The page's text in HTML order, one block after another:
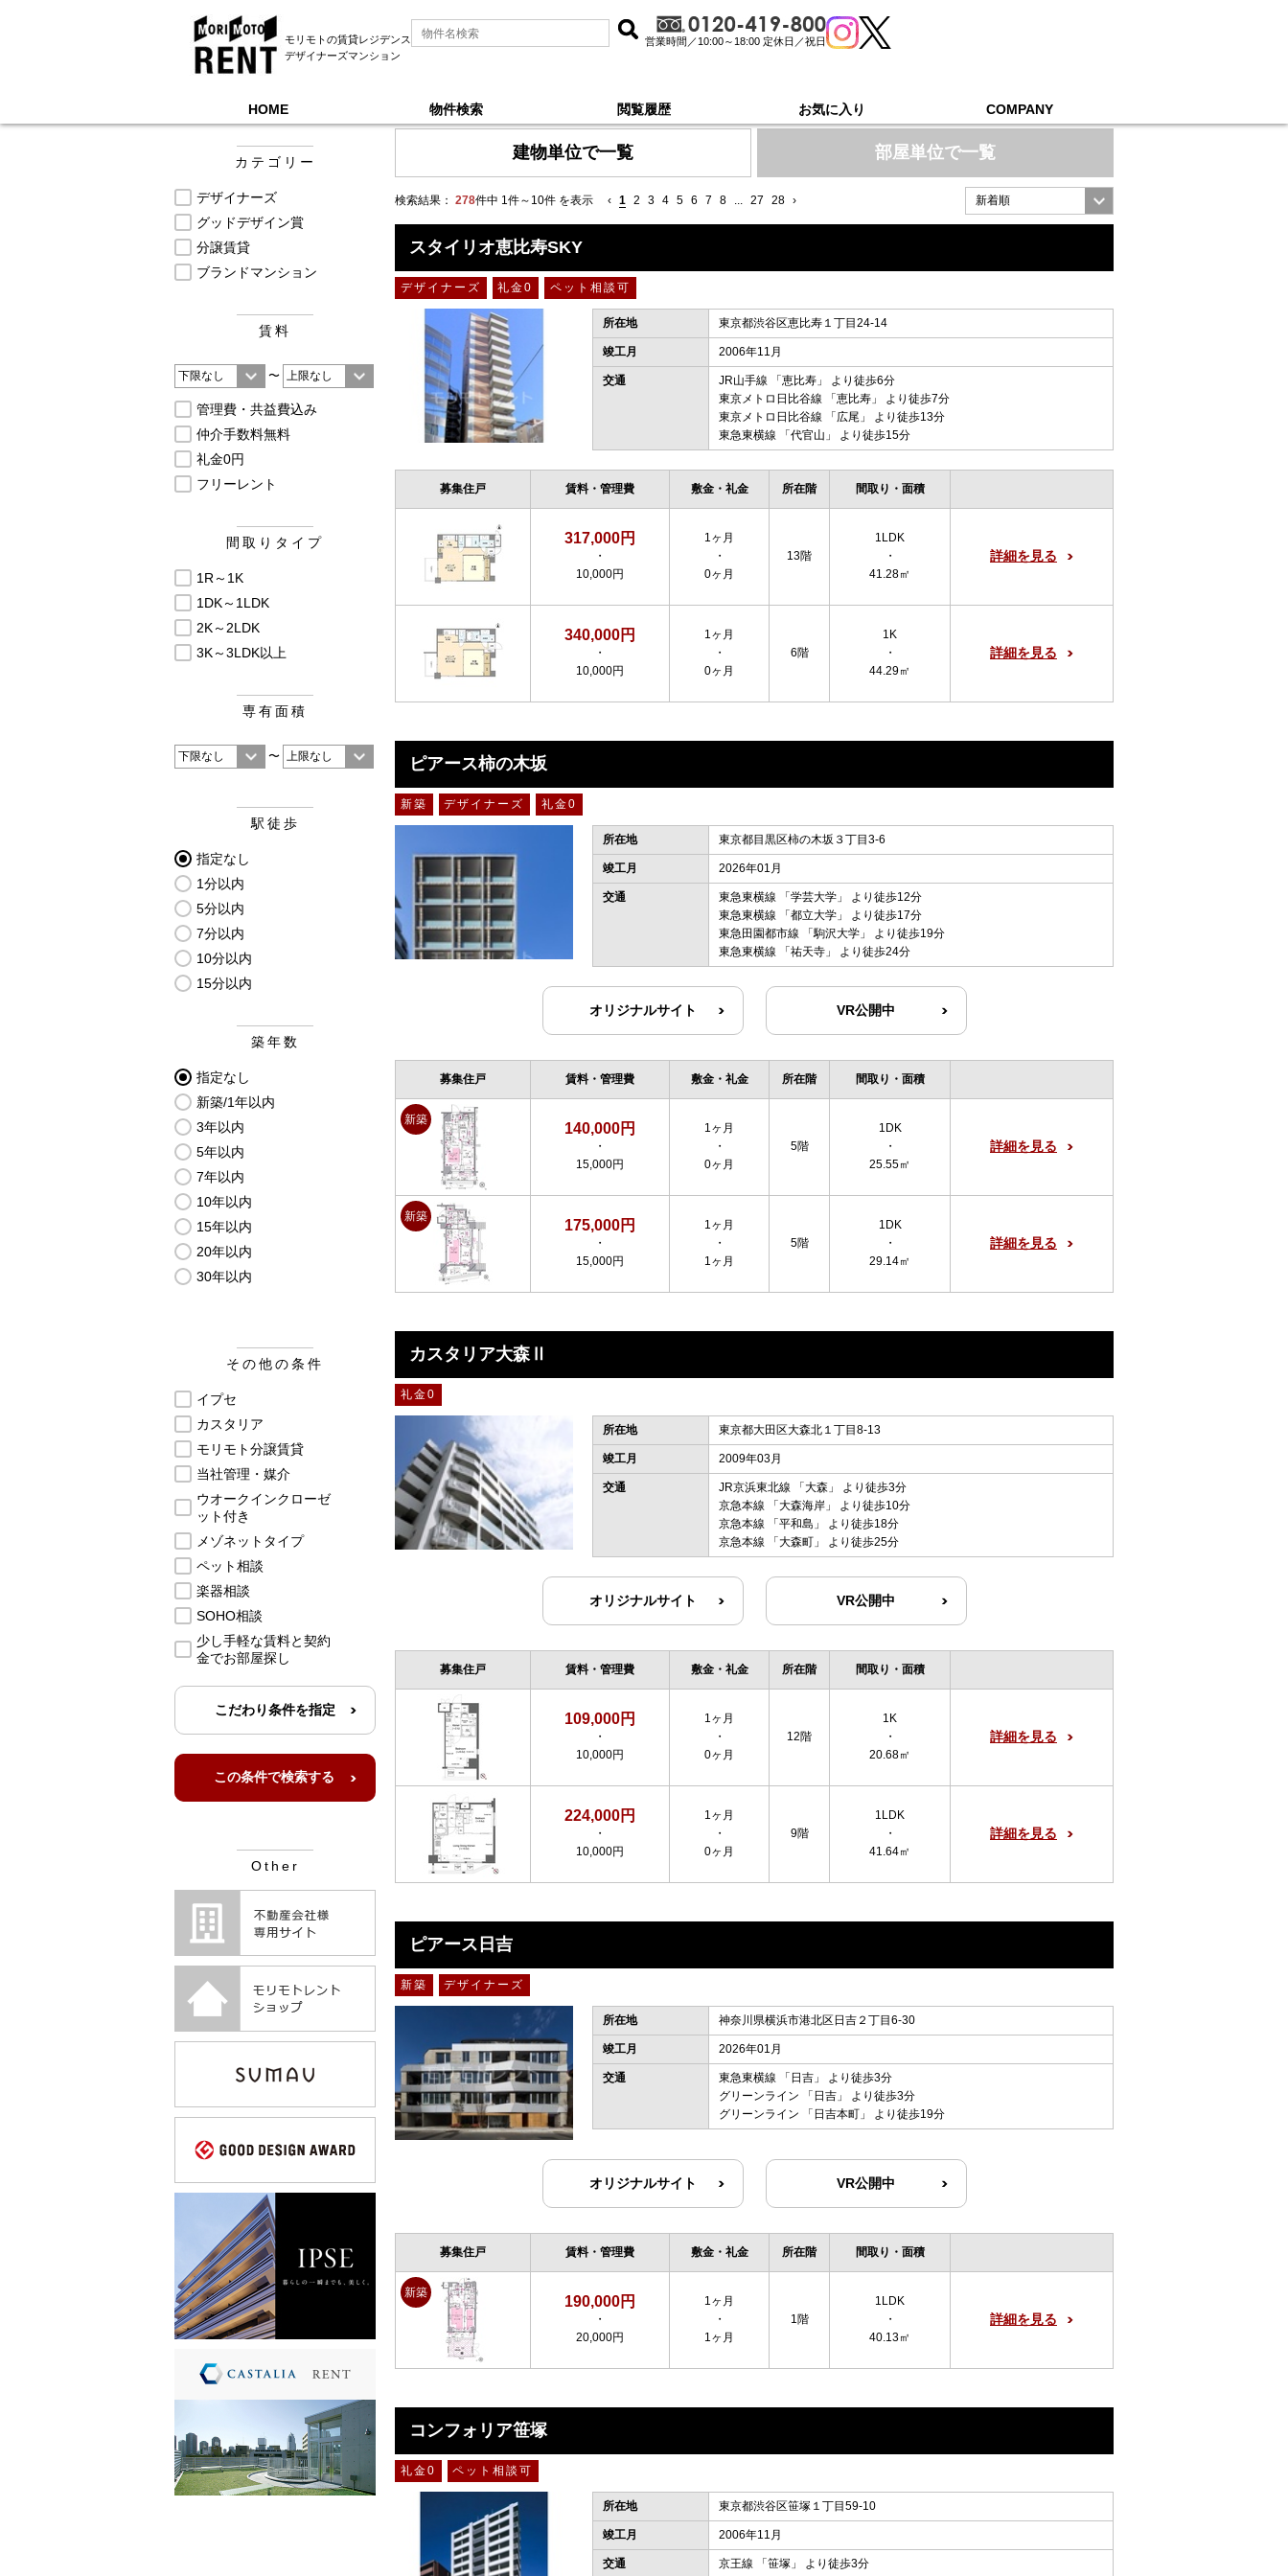
モリモトの賃貸レジデンス
デザイナーズマンション
営業時間／10:00～18:00 定休日／祝日
HOME 物件検索 閲覧履歴 お気に入り COMPANY
モリモトレントTOP ＞ 募集中物件一覧, 新着順 で探す
建物単位で一覧 部屋単位で一覧
検索結果： 278件中 1件～10件 を表示 ‹ 1 2 3 4 5 6 7 8 ... 27 28 ›
スタイリオ恵比寿SKY
デザイナーズ 礼金0 ペット相談可
所在地 東京都渋谷区恵比寿１丁目24-14
竣工月 2006年11月
交通 JR山手線 「 恵比寿 」 より徒歩6分
東京メトロ日比谷線 「 恵比寿 」 より徒歩7分
東京メトロ日比谷線 「 広尾 」 より徒歩13分
東急東横線 「 代官山 」 より徒歩15分
募集住戸 賃料・管理費 敷金・礼金 所在階 間取り・面積
317,000円
・
10,000円
1ヶ月
・
0ヶ月
13階
1LDK
・
41.28㎡
詳細を見る
340,000円
・
10,000円
1ヶ月
・
0ヶ月
6階
1K
・
44.29㎡
詳細を見る
ピアース柿の木坂
新築 デザイナーズ 礼金0
所在地 東京都目黒区柿の木坂３丁目3-6
竣工月 2026年01月
交通 東急東横線 「 学芸大学 」 より徒歩12分
東急東横線 「 都立大学 」 より徒歩17分
東急田園都市線 「駒沢大学 」 より徒歩19分
東急東横線 「 祐天寺 」 より徒歩24分
オリジナルサイト VR公開中
募集住戸 賃料・管理費 敷金・礼金 所在階 間取り・面積
新築
140,000円
・
15,000円
1ヶ月
・
0ヶ月
5階
1DK
・
25.55㎡
詳細を見る
新築
175,000円
・
15,000円
1ヶ月
・
1ヶ月
5階
1DK
・
29.14㎡
詳細を見る
カスタリア大森Ⅱ
礼金0
所在地 東京都大田区大森北１丁目8-13
竣工月 2009年03月
交通 JR京浜東北線 「 大森 」 より徒歩3分
京急本線 「 大森海岸 」 より徒歩10分
京急本線 「 平和島 」 より徒歩18分
京急本線 「 大森町 」 より徒歩25分
オリジナルサイト VR公開中
募集住戸 賃料・管理費 敷金・礼金 所在階 間取り・面積
109,000円
・
10,000円
1ヶ月
・
0ヶ月
12階
1K
・
20.68㎡
詳細を見る
224,000円
・
10,000円
1ヶ月
・
0ヶ月
9階
1LDK
・
41.64㎡
詳細を見る
ピアース日吉
新築 デザイナーズ
所在地 神奈川県横浜市港北区日吉２丁目6-30
竣工月 2026年01月
交通 東急東横線 「 日吉 」 より徒歩3分
グリーンライン 「 日吉 」 より徒歩3分
グリーンライン 「 日吉本町 」 より徒歩19分
オリジナルサイト VR公開中
募集住戸 賃料・管理費 敷金・礼金 所在階 間取り・面積
新築
190,000円
・
20,000円
1ヶ月
・
1ヶ月
1階
1LDK
・
40.13㎡
詳細を見る
コンフォリア笹塚
礼金0 ペット相談可
所在地 東京都渋谷区笹塚１丁目59-10
竣工月 2006年11月
交通 京王線 「 笹塚 」 より徒歩3分
カテゴリー
デザイナーズ
グッドデザイン賞
分譲賃貸
ブランドマンション
賃料
〜
管理費・共益費込み
仲介手数料無料
礼金0円
フリーレント
間取りタイプ
1R～1K
1DK～1LDK
2K～2LDK
3K～3LDK以上
専有面積
〜
駅徒歩
指定なし
1分以内
5分以内
7分以内
10分以内
15分以内
築年数
指定なし
新築/1年以内
3年以内
5年以内
7年以内
10年以内
15年以内
20年以内
30年以内
その他の条件
イプセ
カスタリア
モリモト分譲賃貸
当社管理・媒介
ウオークインクローゼ
ット付き
メゾネットタイプ
ペット相談
楽器相談
SOHO相談
少し手軽な賃料と契約
金でお部屋探し
こだわり条件を指定
Other